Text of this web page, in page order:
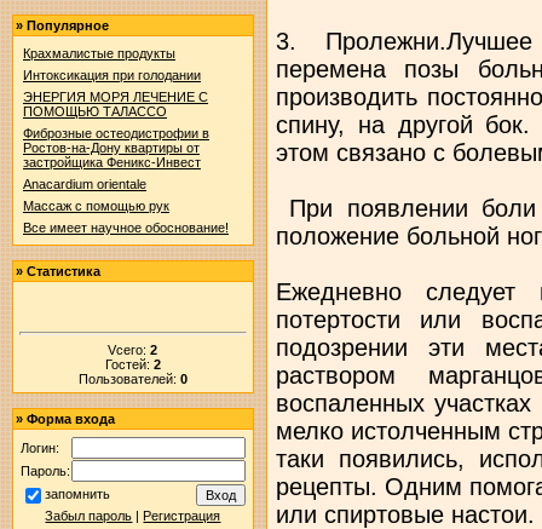
» Популярное
Крахмалистые продукты
Интоксикация при голодании
ЭНЕРГИЯ МОРЯ ЛЕЧЕНИЕ С
ПОМОЩЬЮ ТАЛАССО
Фиброзные остеодистрофии в
Ростов-на-Дону квартиры от
застройщика Феникс-Инвест
Anacardium orientale
Массаж с помощью рук
Все имеет научное обоснование!
» Статистика
Vсего:2
Гостей: 2
Пользователей: 0
» Форма входа
Логин:
Пароль:
запомнить
Забыл пароль |Регистрация
3.
перемена позы
производить
спину, на другой бок.
этом связано с
При появлении боли
положение больной
Ежедневно
потертости или
подозрении эти
раствором
воспаленных
мелко истолченным
таки появились,
рецепты. Одним
или спиртовые настои.